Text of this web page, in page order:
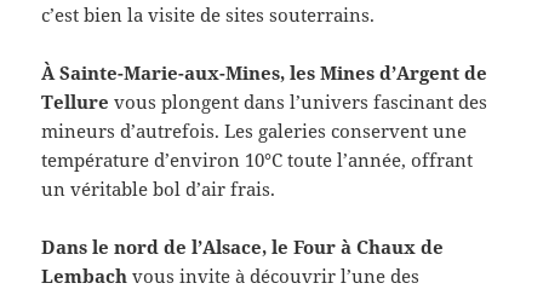
c’est bien la visite de sites souterrains.
À Sainte-Marie-aux-Mines, les Mines d’Argent de
Tellure vous plongent dans l’univers fascinant des
mineurs d’autrefois. Les galeries conservent une
température d’environ 10°C toute l’année, offrant
un véritable bol d’air frais.
Dans le nord de l’Alsace, le Four à Chaux de
Lembach vous invite à découvrir l’une des